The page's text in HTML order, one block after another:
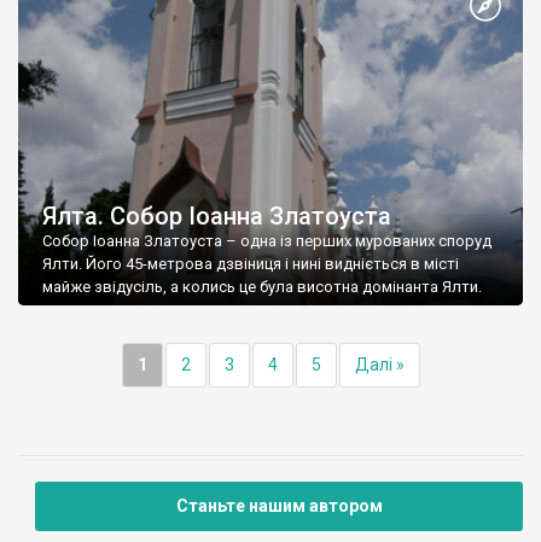
Ялта. Собор Іоанна Златоуста
Собор Іоанна Златоуста – одна із перших мурованих споруд
Ялти. Його 45-метрова дзвіниця і нині видніється в місті
майже звідусіль, а колись це була висотна домінанта Ялти.
1 2 3 4 5 Далі »
Станьте нашим автором